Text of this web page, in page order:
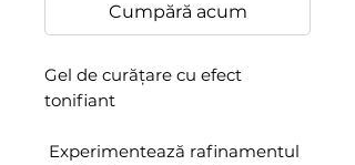
Cumpără acum
Gel de curățare cu efect
tonifiant
Experimentează rafinamentul